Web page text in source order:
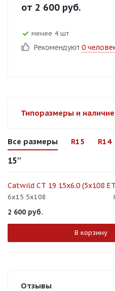
от 2 600 руб.
менее 4 шт
Рекомендуют 0
Типоразмеры и наличие
Все размеры R15 R14
15''
Catwild СТ 19 15x6.0 (5x108
6x15 5x108
2 600 руб.
В корзину
Отзывы